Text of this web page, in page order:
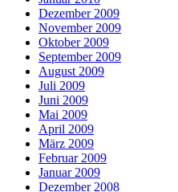
Dezember 2009
November 2009
Oktober 2009
September 2009
August 2009
Juli 2009
Juni 2009
Mai 2009
April 2009
März 2009
Februar 2009
Januar 2009
Dezember 2008